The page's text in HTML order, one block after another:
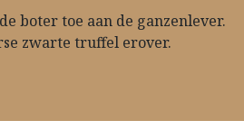
boter toe aan de ganzenlever.
zwarte truffel erover.